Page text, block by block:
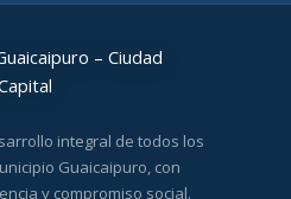
integral de todos los
Guaicaipuro, con
y compromiso social.